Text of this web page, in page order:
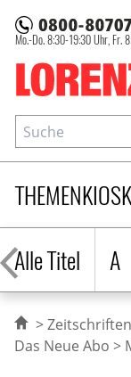
Lorenz
Mo.-Do. 8:30-19:30 Uhr, Fr.
THEMENKIOSK
Alle Titel
A
Suche
Zeitschriften
Das Neue Abo